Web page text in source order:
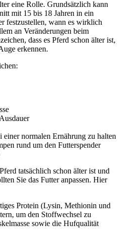
eine Rolle. Grundsätzlich kann
mit 15 bis 18 Jahren in ein
festzustellen, wann es wirklich
an Veränderungen beim
dass es Pferd schon älter ist,
erkennen.
normalen Ernährung zu halten
rund um den Futterspender
tatsächlich schon älter ist und
Sie das Futter anpassen. Hier
Protein (Lysin, Methionin und
um den Stoffwechsel zu
sowie die Hufqualität